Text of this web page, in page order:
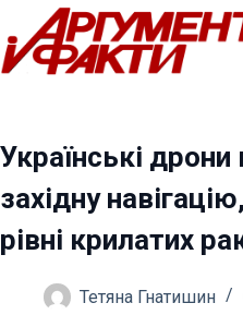
Перейти
до
вмісту
Українські
західну
рівні крилатих
Тетяна Гнатишин